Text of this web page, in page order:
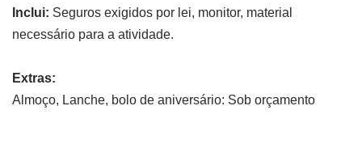
Inclui: Seguros exigidos por lei, monitor, material
necessário para a atividade.
Extras:
Almoço, Lanche, bolo de aniversário: Sob orçamento